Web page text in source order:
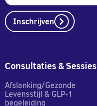
Inschrijven
Consultaties & Sessies
Afslanking/Gezonde
Levensstijl & GLP-1
begeleiding